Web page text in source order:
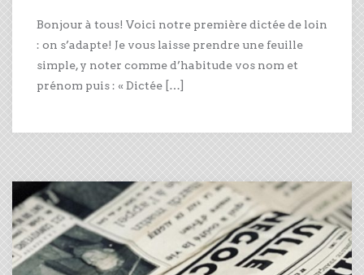
Bonjour à tous! Voici notre première dictée de loin
: on s’adapte! Je vous laisse prendre une feuille
simple, y noter comme d’habitude vos nom et
prénom puis : « Dictée […]